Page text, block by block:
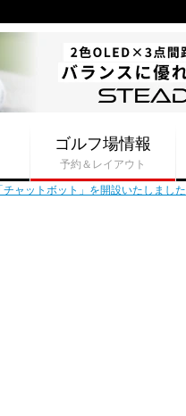
ゴルフ場情報
予約＆レイアウト
ャットボット」を開設いたしました